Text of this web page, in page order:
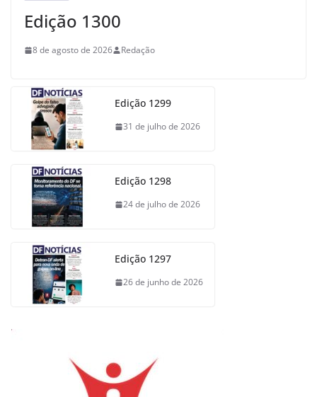
Edição 1300
8 de agosto de 2026 Redação
Edição 1299
31 de julho de 2026
Edição 1298
24 de julho de 2026
Edição 1297
26 de junho de 2026